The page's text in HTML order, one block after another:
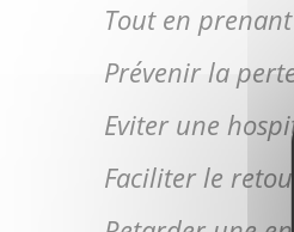
Tout en
Prévenir la
Eviter une
Faciliter le